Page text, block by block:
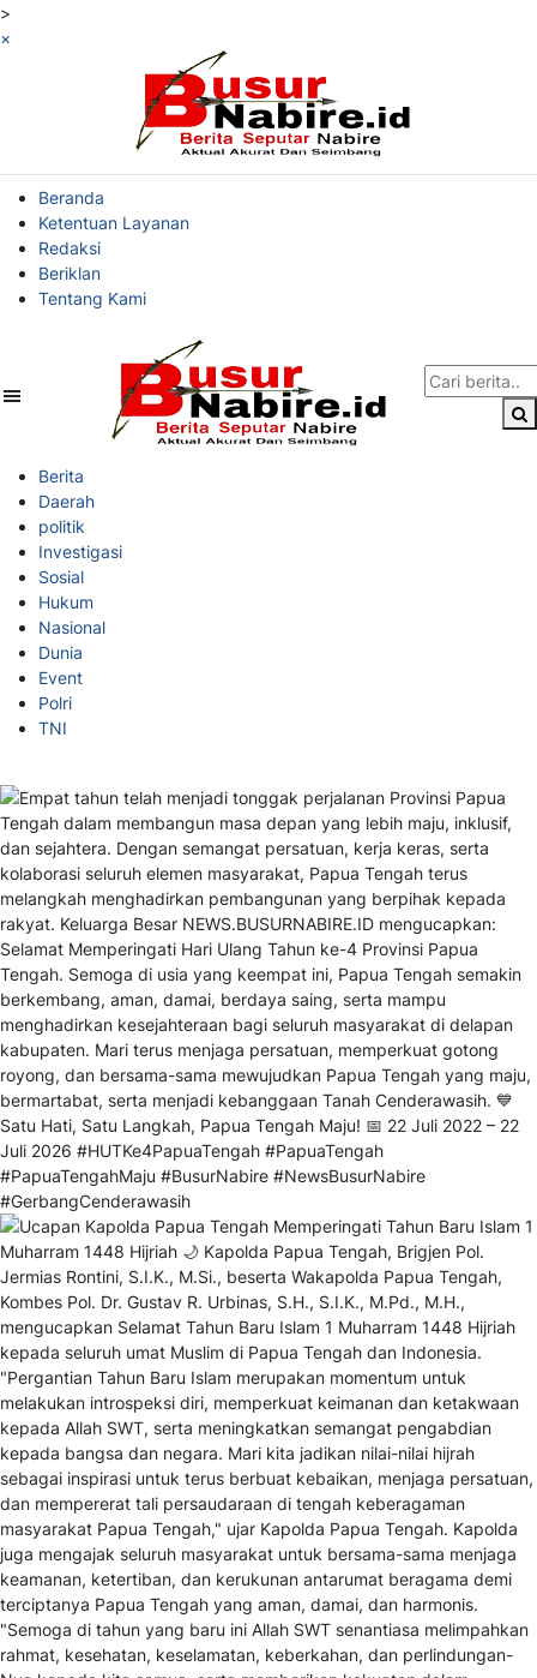
>
×
Beranda
Ketentuan Layanan
Redaksi
Beriklan
Tentang Kami
Berita
Daerah
politik
Investigasi
Sosial
Hukum
Nasional
Dunia
Event
Polri
TNI